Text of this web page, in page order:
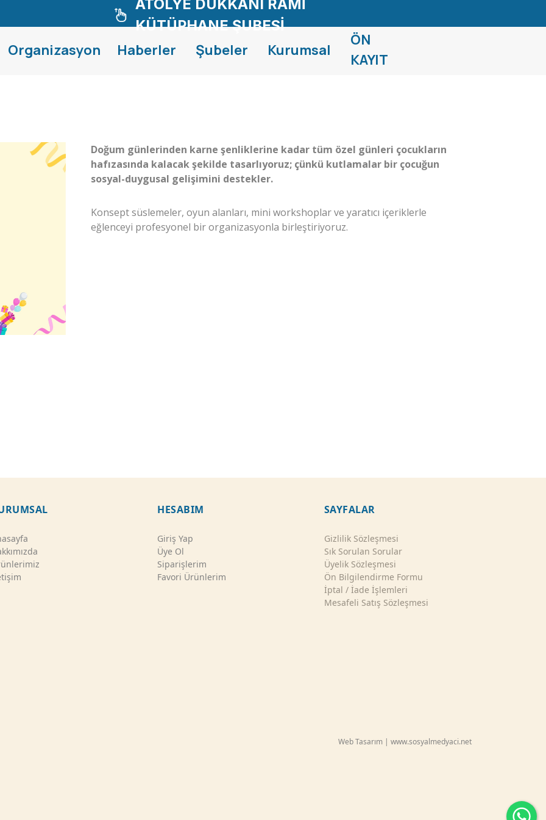
Doğum günlerinden karne şenliklerine kadar tüm özel günleri çocukların
hafızasında kalacak şekilde tasarlıyoruz; çünkü kutlamalar bir çocuğun
sosyal-duygusal gelişimini destekler.
Konsept süslemeler, oyun alanları, mini workshoplar ve yaratıcı içeriklerle
eğlenceyi profesyonel bir organizasyonla birleştiriyoruz.
ATÖLYE DÜKKANI RAMİ
KÜTÜPHANE ŞUBESİ
Organizasyon Haberler Şubeler Kurumsal
ÖN
KAYIT
HESABIM
Giriş Yap
Üye Ol
Siparişlerim
Favori Ürünlerim
SAYFALAR
Gizlilik Sözleşmesi
Sık Sorulan Sorular
Üyelik Sözleşmesi
Ön Bilgilendirme Formu
İptal / İade İşlemleri
Mesafeli Satış Sözleşmesi
Web Tasarım | www.sosyalmedyaci.net